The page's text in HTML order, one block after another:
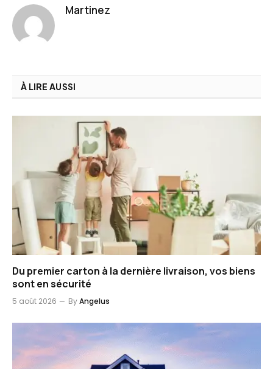
Martinez
À LIRE AUSSI
Du premier carton à la dernière livraison, vos biens
sont en sécurité
5 août 2026 ByAngelus